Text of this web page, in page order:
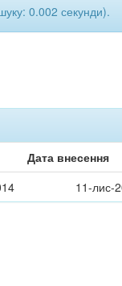
0.002 секунди).
Дата внесення
11-лис-